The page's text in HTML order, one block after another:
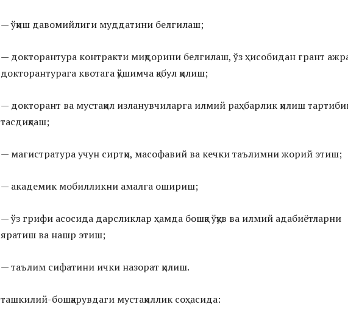
— ўқиш давомийлиги муддатини белгилаш;
— докторантура контракти миқдорини белгилаш, ўз ҳисобидан грант
докторантурага квотага қўшимча қабул қилиш;
— докторант ва мустақил изланувчиларга илмий раҳбарлик қилиш
тасдиқлаш;
— магистратура учун сиртқи, масофавий ва кечки таълимни жорий этиш;
— академик мобилликни амалга ошириш;
— ўз грифи асосида дарсликлар ҳамда бошқа ўқув ва илмий адабиётларни
яратиш ва нашр этиш;
— таълим сифатини ички назорат қилиш.
ташкилий-бошқарувдаги мустақиллик соҳасида: